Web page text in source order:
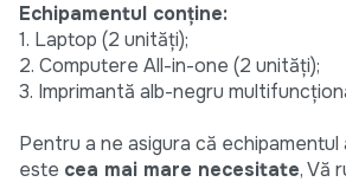
Echipamentul conține:
1. Laptop (2 unități);
2. Computere All-in-one (2 unități);
3. Imprimantă alb-negru
Pentru a ne asigura că
este cea mai mare necesitate, Vă